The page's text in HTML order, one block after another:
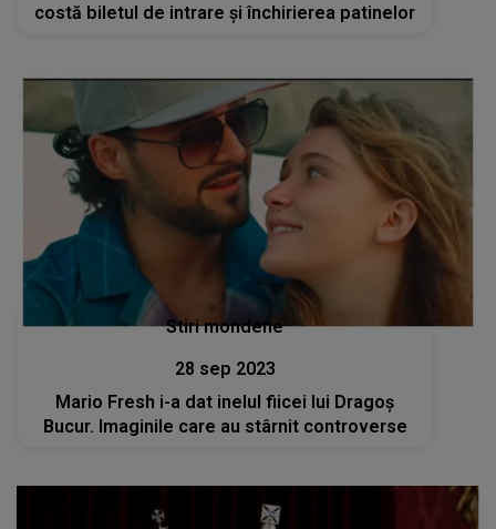
costă biletul de intrare și închirierea patinelor
Stiri mondene
28 sep 2023
Mario Fresh i-a dat inelul fiicei lui Dragoș
Bucur. Imaginile care au stârnit controverse